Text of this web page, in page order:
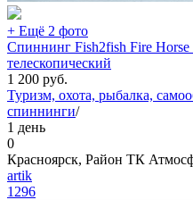
+ Ещё 2 фото
Спиннинг Fish2fish Fire Horse
телескопический
1 200 руб.
Туризм, охота, рыбалка,
спиннинги/
1 день
0
Красноярск, Район ТК
artik
1296